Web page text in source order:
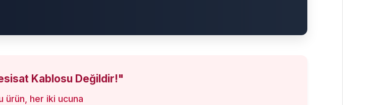
Kablosu Değildir!"
ürün, her iki ucuna